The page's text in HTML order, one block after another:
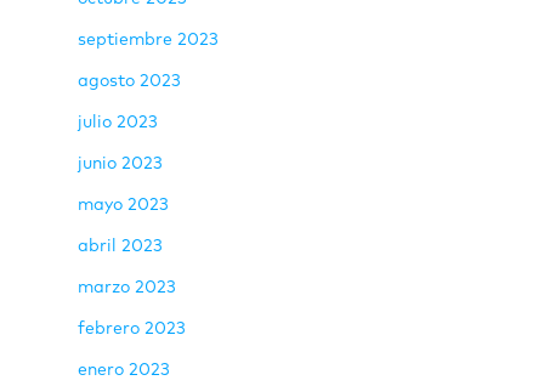
septiembre 2023
agosto 2023
julio 2023
junio 2023
mayo 2023
abril 2023
marzo 2023
febrero 2023
enero 2023